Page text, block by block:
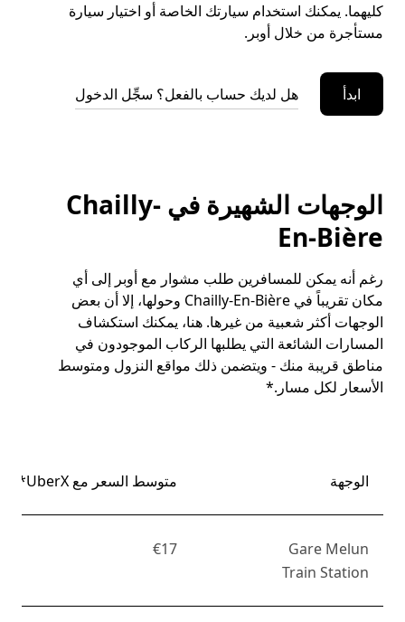
كليهما. يمكنك استخدام سيارتك الخاصة أو اختيار سيارة
مستأجرة من خلال أوبر.
ابدأ هل لديك حساب بالفعل؟ سجِّل الدخول
الوجهات الشهيرة في Chailly-
En-Bière
رغم أنه يمكن للمسافرين طلب مشوار مع أوبر إلى أي
مكان تقريباً في Chailly-En-Bière وحولها، إلا أن بعض
الوجهات أكثر شعبية من غيرها. هنا، يمكنك استكشاف
المسارات الشائعة التي يطلبها الركاب الموجودون في
مناطق قريبة منك - ويتضمن ذلك مواقع النزول ومتوسط
الأسعار لكل مسار.*
الوجهة متوسط السعر مع UberX*
Gare Melun
Train Station
€17